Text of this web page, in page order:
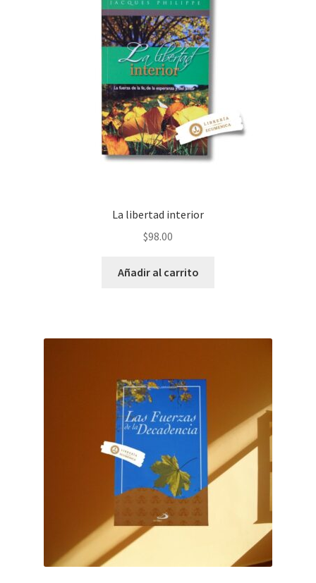
La libertad interior
$98.00
Añadir al carrito